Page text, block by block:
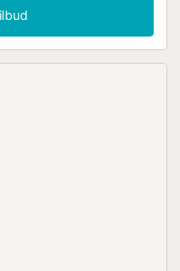
med en
til et fælles
en pool og en overdækket